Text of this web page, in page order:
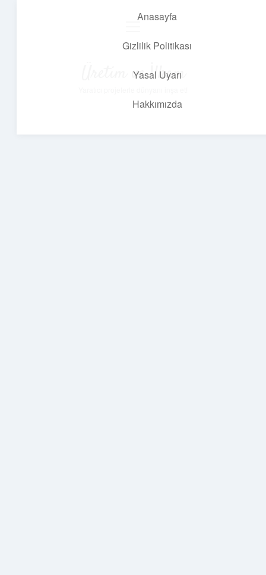
Anasayfa
Gizlilik Politikası
Yasal Uyarı
Hakkımızda
Üretim ve İlham